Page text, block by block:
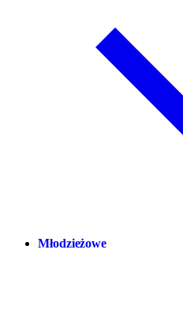
Młodzieżowe